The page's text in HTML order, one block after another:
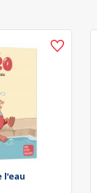
l'eau